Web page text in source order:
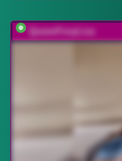
QueenFoxyLisa